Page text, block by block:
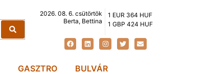
2026. 08. 6. csütörtök
Berta, Bettina
1 EUR 364 HUF
1 GBP 424 HUF
GASZTRO BULVÁR